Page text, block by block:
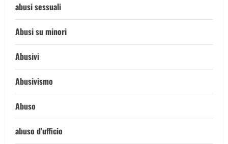
abusi sessuali
Abusi su minori
Abusivi
Abusivismo
Abuso
abuso d'ufficio